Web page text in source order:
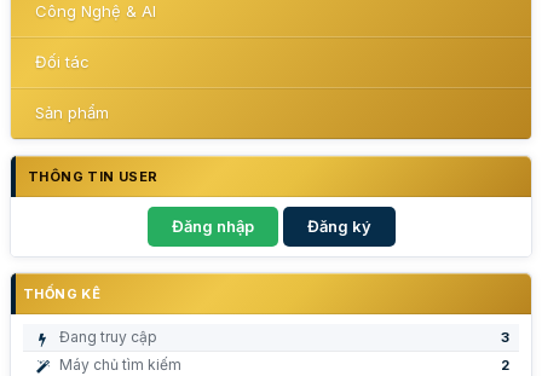
Công Nghệ & AI
Đối tác
Sản phẩm
THÔNG TIN USER
Đăng nhập Đăng ký
THỐNG KÊ
Đang truy cập 3
Máy chủ tìm kiếm 2